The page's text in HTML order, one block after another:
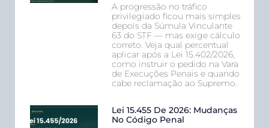
A progressão no tráfico
privilegiado ficou mais simples
depois da Súmula Vinculante
63 do STF — mas exige cálculo
correto. Veja qual percentual
aplicar após a Lei 15.402/2026,
como instruir o pedido na Vara
de Execuções Penais e quando
cabe reclamação ao Supremo.
Lei 15.455 De 2026: Mudanças
No Código Penal